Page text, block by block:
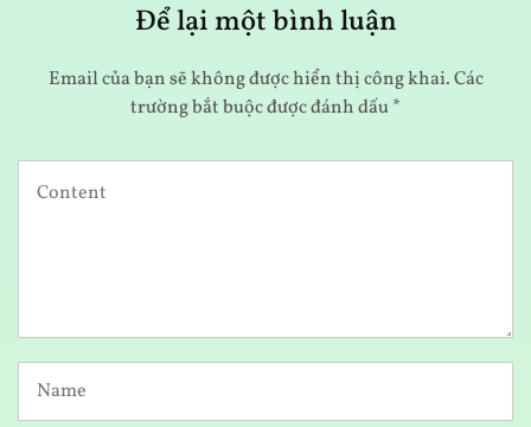
Để lại một bình luận
Email của bạn sẽ không được hiển thị công khai.Các
trường bắt buộc được đánh dấu*